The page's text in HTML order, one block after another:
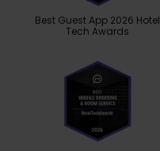
Best Guest App 2026 Hotel
Tech Awards